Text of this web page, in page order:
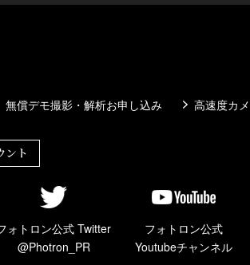
無償デモ撮影・解析お申し込み 高速度カ
ント
ォトロン公式 Twitter
@Photron_PR
フォトロン公式
Youtubeチャンネル